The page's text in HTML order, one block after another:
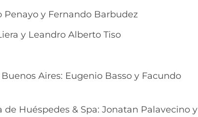
Penayo y Fernando Barbudez
y Leandro Alberto Tiso
Aires: Eugenio Basso y Facundo
de Huéspedes & Spa: Jonatan Palavecino y